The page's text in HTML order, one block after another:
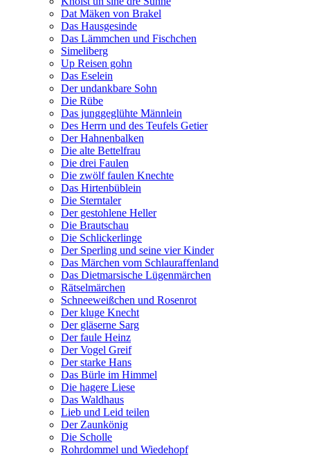
Dat Mäken von Brakel
Das Hausgesinde
Das Lämmchen und Fischchen
Simeliberg
Up Reisen gohn
Das Eselein
Der undankbare Sohn
Die Rübe
Das junggeglühte Männlein
Des Herrn und des Teufels Getier
Der Hahnenbalken
Die alte Bettelfrau
Die drei Faulen
Die zwölf faulen Knechte
Das Hirtenbüblein
Die Sterntaler
Der gestohlene Heller
Die Brautschau
Die Schlickerlinge
Der Sperling und seine vier Kinder
Das Märchen vom Schlauraffenland
Das Dietmarsische Lügenmärchen
Rätselmärchen
Schneeweißchen und Rosenrot
Der kluge Knecht
Der gläserne Sarg
Der faule Heinz
Der Vogel Greif
Der starke Hans
Das Bürle im Himmel
Die hagere Liese
Das Waldhaus
Lieb und Leid teilen
Der Zaunkönig
Die Scholle
Rohrdommel und Wiedehopf